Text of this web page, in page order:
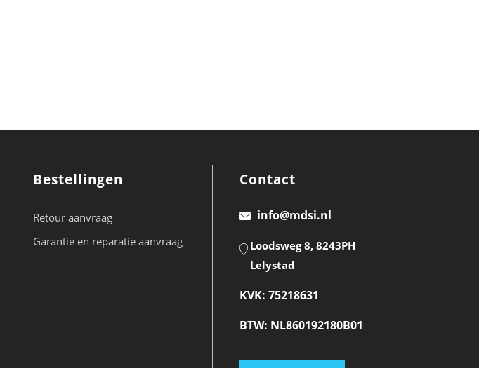
Bestellingen
Retour aanvraag
Garantie en reparatie aanvraag
Contact
info@mdsi.nl
Loodsweg 8, 8243PH
Lelystad
KVK: 75218631
BTW: NL860192180B01